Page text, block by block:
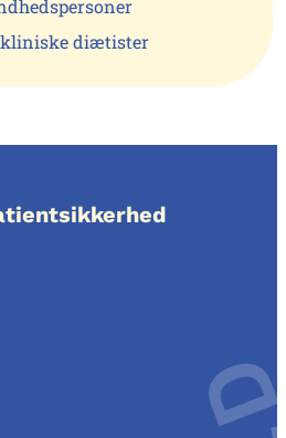
diætister